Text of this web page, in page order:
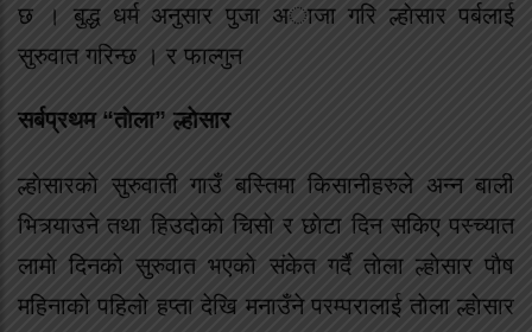
छ । बुद्ध धर्म अनुसार पुजा अाजा गरि ल्हाेसार पर्बलाई
सुरुवात गरिन्छ । र फाल्गुन
सर्बप्रथम “ताेला” ल्हाेसार
ल्हाेसारकाे सुरुवाती गाउँ बस्तिमा किसानीहरुले अन्न बाली
भित्र्याउने तथा हिउदाेकाे चिसाे र छाेटा दिन सकिए पस्च्यात
लामाे दिनकाे सुरुवात भएकाे संकेत गर्दै ताेला ल्हाेसार पाैष
महिनाकाे पहिलाे हप्ता देखि मनाउँने परम्परालाई ताेला ल्हाेसार